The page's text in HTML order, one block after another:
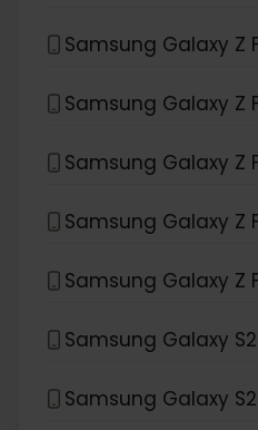
Samsung Galaxy Z
Samsung Galaxy Z
Samsung Galaxy Z
Samsung Galaxy Z
Samsung Galaxy Z
Samsung Galaxy
Samsung Galaxy